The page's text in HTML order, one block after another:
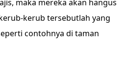
maka mereka akan hangus
kerub tersebutlah yang
contohnya di taman